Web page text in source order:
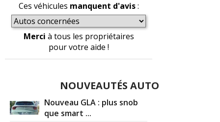
Ces véhicules manquent d'avis:
Merci à tous les propriétaires
pour votre aide !
NOUVEAUTÉS AUTO
Nouveau GLA : plus snob
que smart ...